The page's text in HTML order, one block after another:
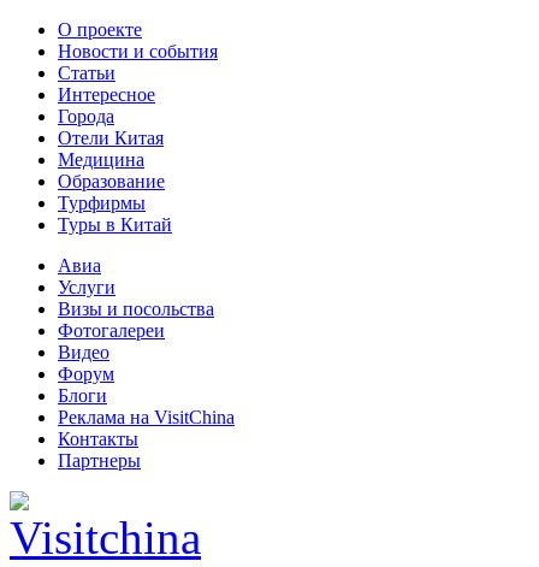
О проекте
Новости и события
Статьи
Интересное
Города
Отели Китая
Медицина
Образование
Турфирмы
Туры в Китай
Авиа
Услуги
Визы и посольства
Фотогалереи
Видео
Форум
Блоги
Реклама на VisitChina
Контакты
Партнеры